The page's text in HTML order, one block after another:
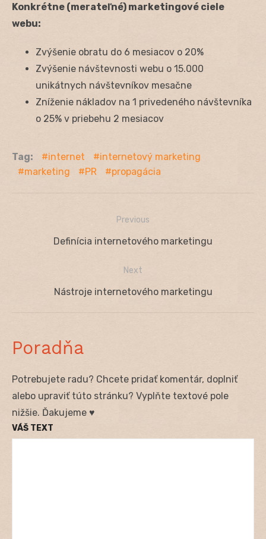
Konkrétne (merateľné) marketingové ciele
webu:
Zvýšenie obratu do 6 mesiacov o 20%
Zvýšenie návštevnosti webu o 15.000
unikátnych návštevníkov mesačne
Zníženie nákladov na 1 privedeného návštevníka
o 25% v priebehu 2 mesiacov
Tag: internet
internetový marketing
marketing
PR propagácia
Navigácia
Previous
Previous
Definícia internetového marketingu
Next
Next
Nástroje internetového marketingu
Poradňa
Potrebujete radu? Chcete pridať komentár, doplniť
alebo upraviť túto stránku? Vyplňte textové pole
nižšie. Ďakujeme ♥
VÁŠ TEXT